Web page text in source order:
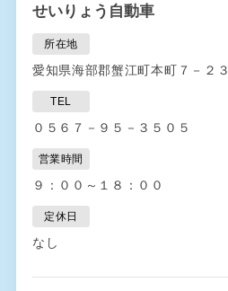
せいりょう自動車
所在地
愛知県海部郡蟹江町本町７－２３
TEL
０５６７－９５－３５０５
営業時間
９：００～１８：００
定休日
なし